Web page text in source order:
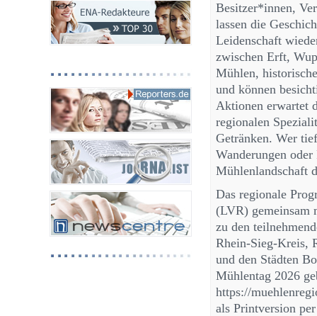
Besitzer*innen,
lassen die
Leidenschaft
zwischen Erft,
Mühlen,
und können
Aktionen erwartet
regionalen
Getränken. Wer
Wanderungen
Mühlenlandschaft
Das regionale
(LVR) gemeinsam
zu den
Rhein-Sieg-Kreis,
und den Städten
Mühlentag 2026
https://
als Printversion